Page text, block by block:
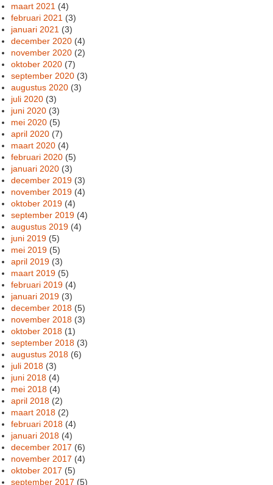
maart 2021 (4)
februari 2021 (3)
januari 2021 (3)
december 2020 (4)
november 2020 (2)
oktober 2020 (7)
september 2020 (3)
augustus 2020 (3)
juli 2020 (3)
juni 2020 (3)
mei 2020 (5)
april 2020 (7)
maart 2020 (4)
februari 2020 (5)
januari 2020 (3)
december 2019 (3)
november 2019 (4)
oktober 2019 (4)
september 2019 (4)
augustus 2019 (4)
juni 2019 (5)
mei 2019 (5)
april 2019 (3)
maart 2019 (5)
februari 2019 (4)
januari 2019 (3)
december 2018 (5)
november 2018 (3)
oktober 2018 (1)
september 2018 (3)
augustus 2018 (6)
juli 2018 (3)
juni 2018 (4)
mei 2018 (4)
april 2018 (2)
maart 2018 (2)
februari 2018 (4)
januari 2018 (4)
december 2017 (6)
november 2017 (4)
oktober 2017 (5)
september 2017 (5)